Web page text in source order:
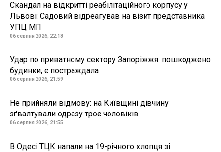
Скандал на відкритті реабілітаційного корпусу у
Львові: Садовий відреагував на візит представника
УПЦ МП
06 серпня 2026, 22:18
Удар по приватному сектору Запоріжжя: пошкоджено
будинки, є постраждала
06 серпня 2026, 21:59
Не прийняли відмову: на Київщині дівчину
зґвалтували одразу троє чоловіків
06 серпня 2026, 21:55
В Одесі ТЦК напали на 19-річного хлопця зі